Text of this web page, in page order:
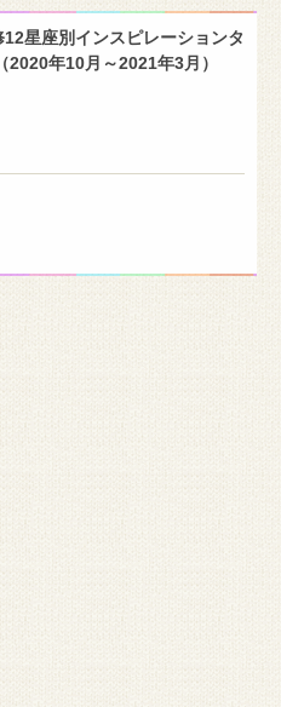
星座別インスピレーションタ
年10月～2021年3月）